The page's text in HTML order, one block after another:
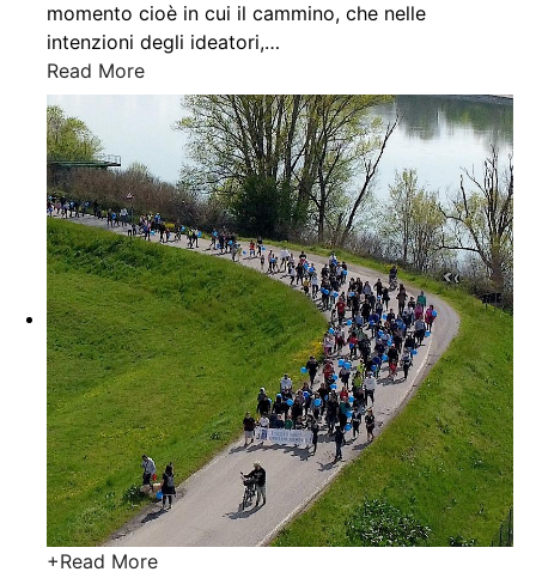
momento cioè in cui il cammino, che nelle
intenzioni degli ideatori,…
Read More
+Read More